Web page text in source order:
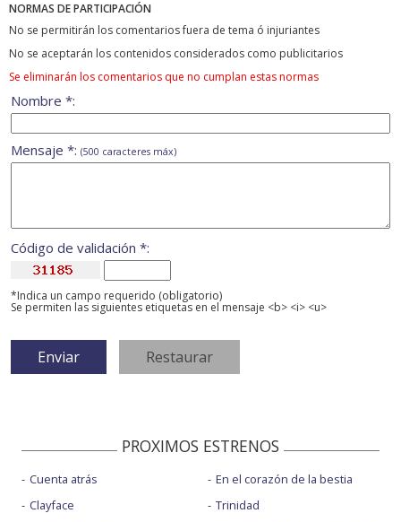
NORMAS DE PARTICIPACIÓN
No se permitirán los comentarios fuera de tema ó injuriantes
No se aceptarán los contenidos considerados como publicitarios
Se eliminarán los comentarios que no cumplan estas normas
Nombre *:
Mensaje *: (500 caracteres máx)
Código de validación *:
*Indica un campo requerido (obligatorio)
Se permiten las siguientes etiquetas en el mensaje <b> <i> <u>
PROXIMOS ESTRENOS
Cuenta atrás
Clayface
En el corazón de la bestia
Trinidad